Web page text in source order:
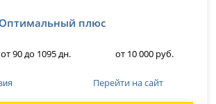
Оптимальный плюс
от 90 до 1095 дн. от 10 000 руб.
Перейти на сайт